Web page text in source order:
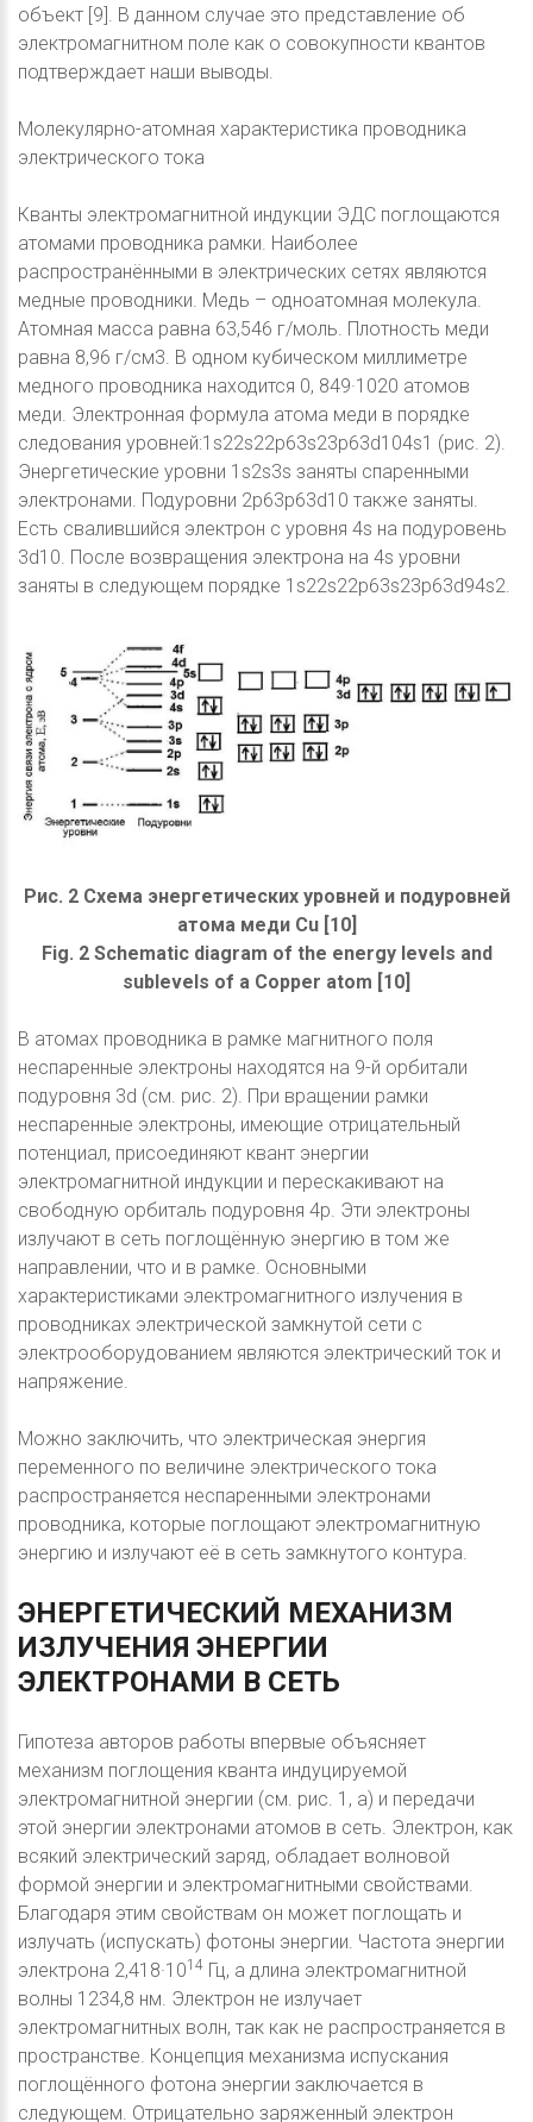
объект [9]. В данном случае это представление об
электромагнитном поле как о совокупности квантов
подтверждает наши выводы.
Молекулярно-атомная характеристика проводника
электрического тока
Кванты электромагнитной индукции ЭДС поглощаются
атомами проводника рамки. Наиболее
распространёнными в электрических сетях являются
медные проводники. Медь – одноатомная молекула.
Атомная масса равна 63,546 г/моль. Плотность меди
равна 8,96 г/см3. В одном кубическом миллиметре
медного проводника находится 0, 849·1020 атомов
меди. Электронная формула атома меди в порядке
следования уровней:1s22s22p63s23p63d104s1 (рис. 2).
Энергетические уровни 1s2s3s заняты спаренными
электронами. Подуровни 2р63р63d10 также заняты.
Есть свалившийся электрон с уровня 4s на подуровень
3d10. После возвращения электрона на 4s уровни
заняты в следующем порядке 1s22s22p63s23p63d94s2.
Рис. 2 Схема энергетических уровней и подуровней
атома меди Cu [10]
Fig. 2 Schematic diagram of the energy levels and
sublevels of a Copper atom [10]
В атомах проводника в рамке магнитного поля
неспаренные электроны находятся на 9-й орбитали
подуровня 3d (см. рис. 2). При вращении рамки
неспаренные электроны, имеющие отрицательный
потенциал, присоединяют квант энергии
электромагнитной индукции и перескакивают на
свободную орбиталь подуровня 4р. Эти электроны
излучают в сеть поглощённую энергию в том же
направлении, что и в рамке. Основными
характеристиками электромагнитного излучения в
проводниках электрической замкнутой сети с
электрооборудованием являются электрический ток и
напряжение.
Можно заключить, что электрическая энергия
переменного по величине электрического тока
распространяется неспаренными электронами
проводника, которые поглощают электромагнитную
энергию и излучают её в сеть замкнутого контура.
ЭНЕРГЕТИЧЕСКИЙ МЕХАНИЗМ
ИЗЛУЧЕНИЯ ЭНЕРГИИ
ЭЛЕКТРОНАМИ В СЕТЬ
Гипотеза авторов работы впервые объясняет
механизм поглощения кванта индуцируемой
электромагнитной энергии (см. рис. 1, а) и передачи
этой энергии электронами атомов в сеть. Электрон, как
всякий электрический заряд, обладает волновой
формой энергии и электромагнитными свойствами.
Благодаря этим свойствам он может поглощать и
излучать (испускать) фотоны энергии. Частота энергии
электрона 2,418·1014 Гц, а длина электромагнитной
волны 1234,8 нм. Электрон не излучает
электромагнитных волн, так как не распространяется в
пространстве. Концепция механизма испускания
поглощённого фотона энергии заключается в
следующем. Отрицательно заряженный электрон